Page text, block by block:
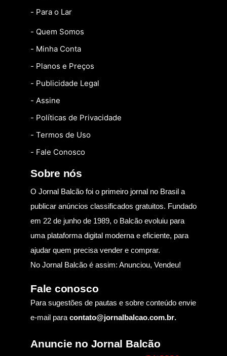
- Para o Lar
- Quem Somos
- Minha Conta
- Planos e Preços
- Publicidade Legal
- Assine
- Políticas de Privacidade
- Termos de Uso
- Fale Conosco
Sobre nós
O Jornal Balcão foi o primeiro jornal no Brasil a
publicar anúncios classificados gratuitos. Fundado
em 22 de junho de 1989, o Balcão evoluiu para
uma plataforma digital moderna e eficiente, para
ajudar quem precisa vender e comprar.
No Jornal Balcão é assim: Anunciou, Vendeu!
Fale conosco
Para sugestões de pautas e sobre conteúdo envie
e-mail para contato@jornalbalcao.com.br.
Anuncie no Jornal Balcão